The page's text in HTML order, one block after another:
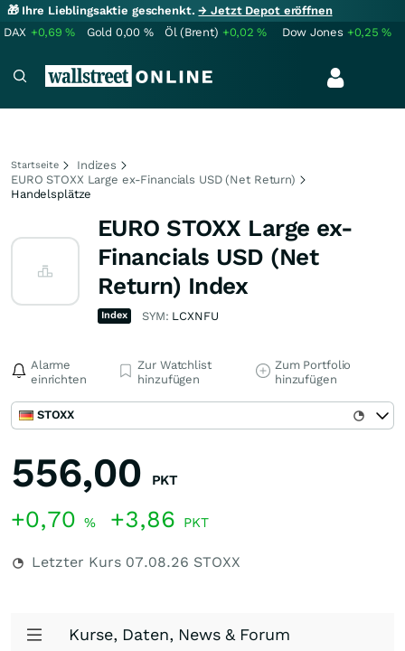
🎁 Ihre Lieblingsaktie geschenkt.→ Jetzt Depot eröffnen
DAX +0,69% Gold 0,00 % Öl (Brent) +0,02% Dow Jones +0,25%
Startseite
Indizes
EURO STOXX Large ex-Financials USD (Net Return)
Handelsplätze
EURO STOXX Large ex-
Financials USD (Net
Return) Index
Index SYM: LCXNFU
Alarme
einrichten
Zur Watchlist
hinzufügen
Zum Portfolio
hinzufügen
STOXX
556,00 PKT
+0,70 % +3,86 PKT
Letzter Kurs 07.08.26 STOXX
Kurse, Daten, News & Forum